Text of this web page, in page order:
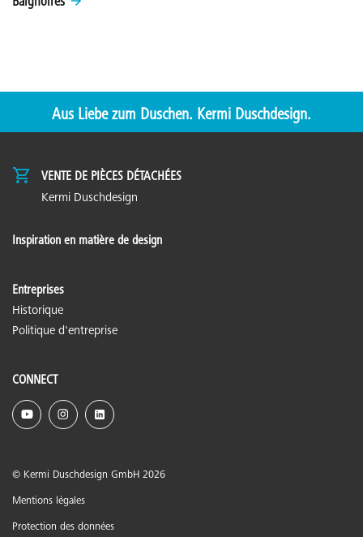
Aus Liebe zum Duschen. Kermi Duschdesign.
VENTE DE PIÈCES DÉTACHÉES
Kermi Duschdesign
Inspiration en matière de design
Entreprises
Historique
Politique d'entreprise
CONNECT
© Kermi Duschdesign GmbH 2026
Mentions légales
Protection des données